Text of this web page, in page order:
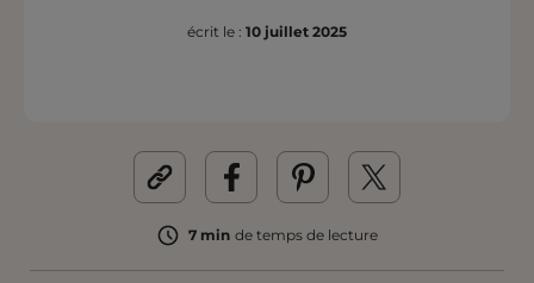
écrit le : 10 juillet 2025
7 min de temps de lecture